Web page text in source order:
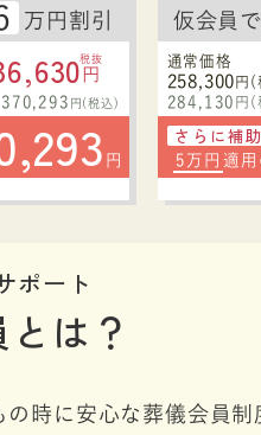
万円割引
税抜
円
370,293 円(税込)
円
仮会員
通常価格
258,300 円(
284,130 円(
さらに補
5万円 適用
ポート
は？
の時に安心な葬儀会員制